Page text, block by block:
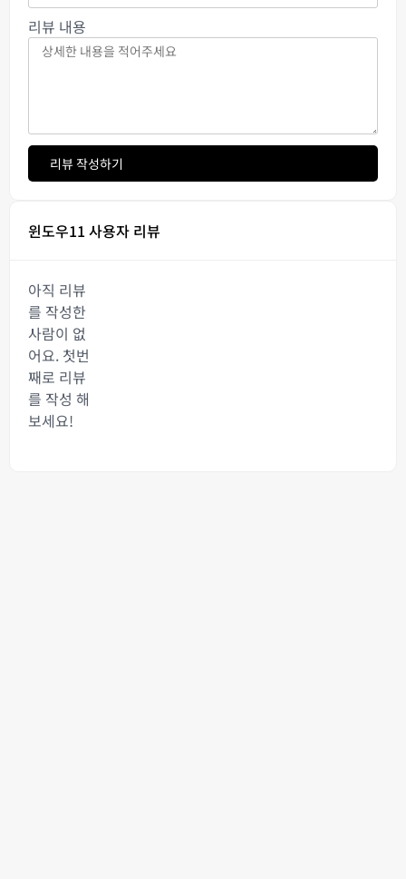
리뷰 내용
리뷰 작성하기
윈도우11 사용자 리뷰
아직 리뷰
를 작성한
사람이 없
어요. 첫번
째로 리뷰
를 작성 해
보세요!